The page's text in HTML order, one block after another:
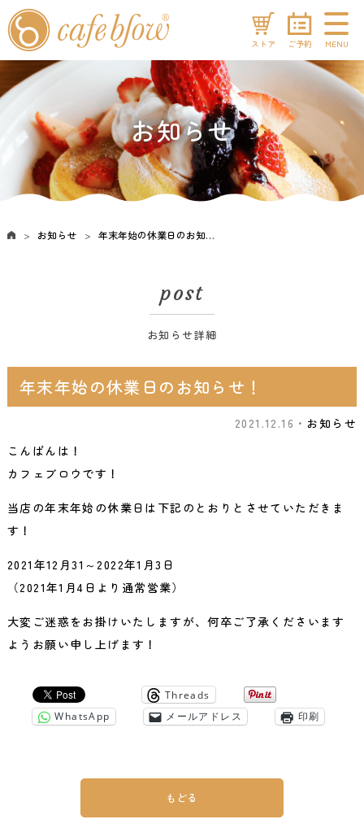
MENU
ご予約
ストア
お知らせ
お知らせ 年末年始の休業日のお知らせ！
post
お知らせ詳細
年末年始の休業日のお知らせ！
2021.12.16・ お知らせ
こんばんは！
カフェブロウです！
当店の年末年始の休業日は下記のとおりとさせていただきま
す！
2021年12月31～2022年1月3日
（2021年1月4日より通常営業）
大変ご迷惑をお掛けいたしますが、何卒ご了承くださいます
ようお願い申し上げます！
Threads
WhatsApp
メールアドレス 印刷
もどる